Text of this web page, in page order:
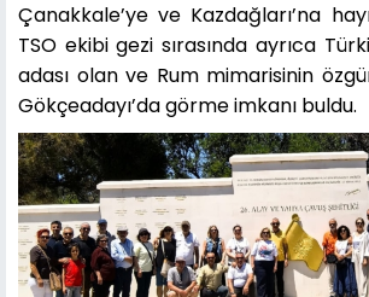
Çanakkale’ye ve Kazdağları’na
TSO ekibi gezi sırasında ayrıca
adası olan ve Rum mimarisinin
Gökçeadayı’da görme imkanı buldu.